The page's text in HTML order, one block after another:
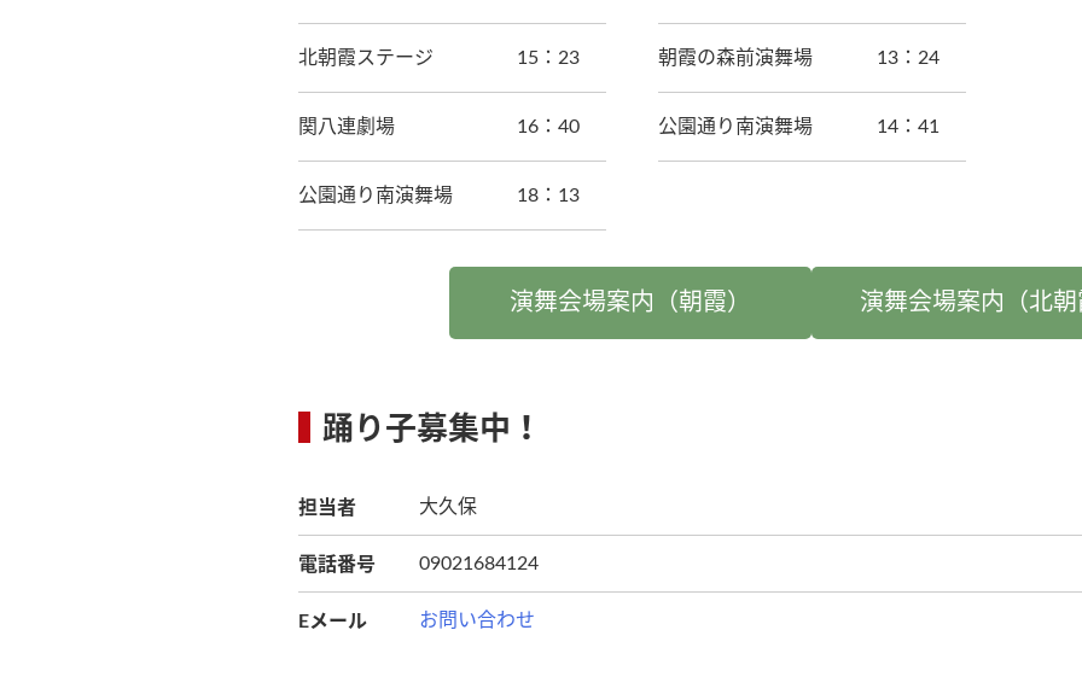
北朝霞ステージ 15：23
関八連劇場 16：40
公園通り南演舞場 18：13
朝霞の森前演舞場 13：24
公園通り南演舞場 14：41
演舞会場案内（朝霞） 演舞会場案内（北
踊り子募集中！
担当者 大久保
電話番号 09021684124
Eメール お問い合わせ